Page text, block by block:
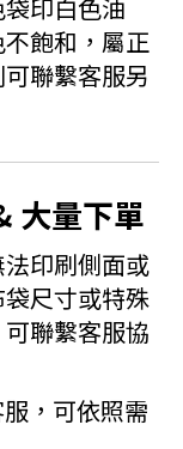
印白色油
飽和，屬正
聯繫客服另
大量下單
印刷側面或
尺寸或特殊
聯繫客服協
，可依照需